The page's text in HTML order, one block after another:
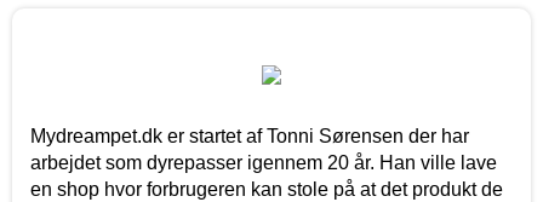
Mydreampet.dk er startet af Tonni Sørensen der har
arbejdet som dyrepasser igennem 20 år. Han ville lave
en shop hvor forbrugeren kan stole på at det produkt de